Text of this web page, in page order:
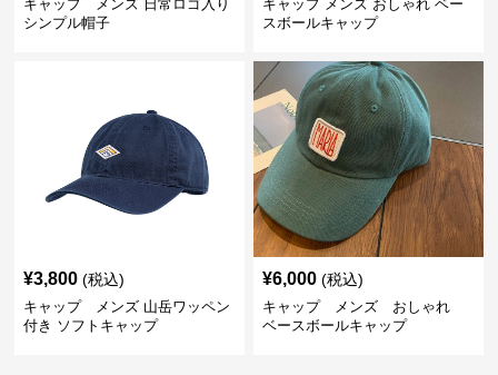
キャップ メンズ 日常ロゴ入り
シンプル帽子
キャップ メンズ おしゃれ ベー
スボールキャップ
¥3,800 (税込)
キャップ メンズ 山岳ワッペン
付き ソフトキャップ
¥6,000 (税込)
キャップ メンズ おしゃれ
ベースボールキャップ